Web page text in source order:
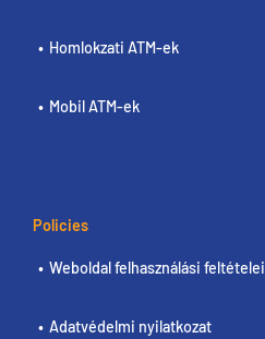
Homlokzati ATM-ek
Mobil ATM-ek
Policies
Weboldal felhasználási feltételei
Adatvédelmi nyilatkozat